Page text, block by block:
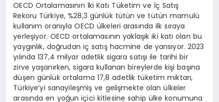
OECD Ortalamasının İki Katı Tüketim ve İç Satış
Rekoru Türkiye, %28,3 günlük tütün ve tütün mamulü
kullanım oranıyla OECD ülkeleri arasında ilk sıraya
yerleşiyor. OECD ortalamasının yaklaşık iki katı olan bu
yaygınlık, doğrudan iç satış hacmine de yansıyor. 2023
yılında 137,4 milyar adetlik sigara satışı ile tarihi bir
zirve yaşanırken, sigara kullanan bireylerde kişi başına
düşen günlük ortalama 17,8 adetlik tüketim miktarı,
Türkiye’yi sanayileşmiş ve gelişmekte olan ülkeler
arasında en yoğun içici kitlesine sahip ülke konumuna